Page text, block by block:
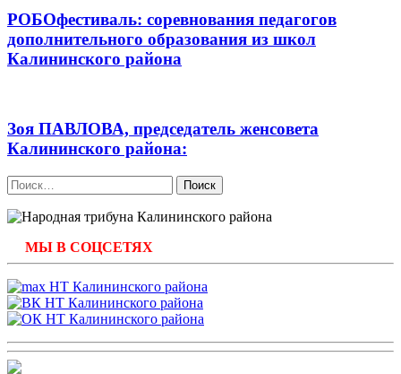
РОБОфестиваль: соревнования педагогов
дополнительного образования из школ
Калининского района
Зоя ПАВЛОВА, председатель женсовета
Калининского района:
Найти:
МЫ В СОЦСЕТЯХ